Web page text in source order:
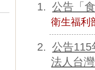
公告「
衛生福利
公告
法人台